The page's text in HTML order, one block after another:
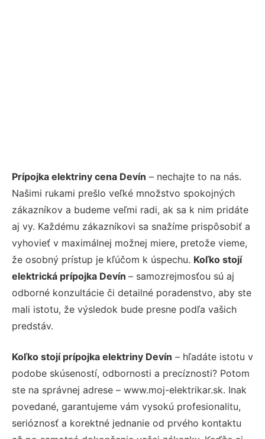
Prípojka elektriny cena Devín – nechajte to na nás.
Našimi rukami prešlo veľké množstvo spokojných
zákazníkov a budeme veľmi radi, ak sa k nim pridáte
aj vy. Každému zákazníkovi sa snažíme prispôsobiť a
vyhovieť v maximálnej možnej miere, pretože vieme,
že osobný prístup je kľúčom k úspechu. Koľko stojí
elektrická prípojka Devín – samozrejmosťou sú aj
odborné konzultácie či detailné poradenstvo, aby ste
mali istotu, že výsledok bude presne podľa vašich
predstáv.
Koľko stojí prípojka elektriny Devín – hľadáte istotu v
podobe skúseností, odbornosti a precíznosti? Potom
ste na správnej adrese – www.moj-elektrikar.sk. Inak
povedané, garantujeme vám vysokú profesionalitu,
serióznosť a korektné jednanie od prvého kontaktu